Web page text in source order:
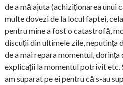
de a mă ajuta (achiziționarea unui
multe dovezi de la locul faptei,
pentru mine a fost o catastrofă,
discuții din ultimele zile, neputința
de a mai repara momentul, dorința
explicații la momentul potrivit etc.
am suparat pe ei pentru că s-au